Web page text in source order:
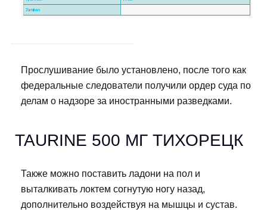
Прослушивание было установлено, после того как
федеральные следователи получили ордер суда по
делам о надзоре за иностранными разведками.
TAURINE 500 МГ ТИХОРЕЦК
Также можно поставить ладони на пол и
выталкивать локтем согнутую ногу назад,
дополнительно воздействуя на мышцы и сустав.